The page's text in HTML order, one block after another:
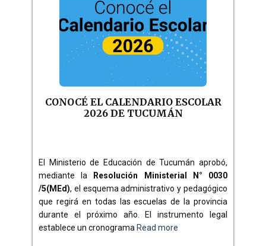
CONOCÉ EL CALENDARIO ESCOLAR
2026 DE TUCUMÁN
El Ministerio de Educación de Tucumán aprobó,
mediante la
Resolución Ministerial N° 0030
/5(MEd), el esquema administrativo y pedagógico
que regirá en todas las escuelas de la provincia
durante el próximo año. El instrumento legal
establece un cronograma Read more